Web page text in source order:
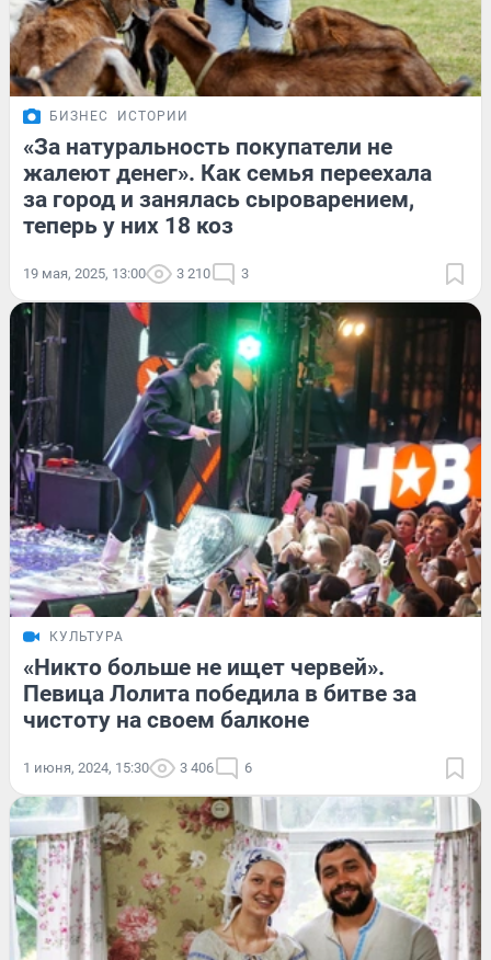
БИЗНЕС ИСТОРИИ
«За натуральность покупатели не
жалеют денег». Как семья переехала
за город и занялась сыроварением,
теперь у них 18 коз
19 мая, 2025, 13:00 3 210 3
КУЛЬТУРА
«Никто больше не ищет червей».
Певица Лолита победила в битве за
чистоту на своем балконе
1 июня, 2024, 15:30 3 406 6